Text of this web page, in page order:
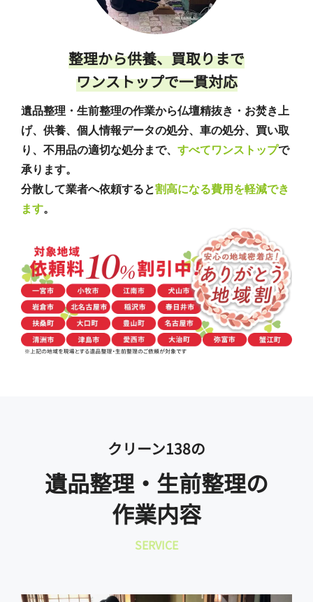
整理から供養、買取りまで
ワンストップで一貫対応
遺品整理・生前整理の作業から仏壇精抜き・お焚き上
げ、供養、個人情報データの処分、車の処分、買い取
り、不用品の適切な処分まで、 すべてワンストップで
承ります。
分散して業者へ依頼すると割高になる費用を軽減でき
ます。
クリーン138の
遺品整理・生前整理の
作業内容
SERVICE